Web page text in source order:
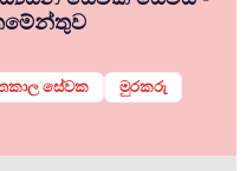
සේවක
මුරකරු